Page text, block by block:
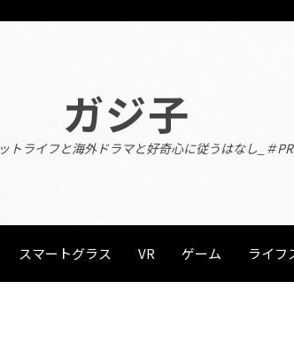
ガジ子
トライフと海外ドラマと好奇心に従うはなし_＃PR
スマートグラス VR ゲーム ライフ